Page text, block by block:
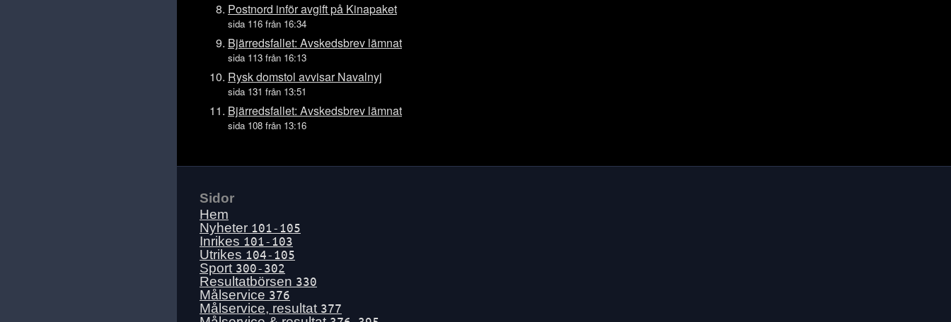
Ons 15 juli
Tis 14 juli
Mån 13 juli
Lör 11 juli
Fre 10 juli
Tors 9 juli
Tis 7 juli
Sön 5 juli
Lör 4 juli
Fre 3 juli
Tors 2 juli
Ons 1 juli
Tis 30 juni
Postnord inför avgift på Kinapaket
sida 116 från 16:34
Bjärredsfallet: Avskedsbrev lämnat
sida 113 från 16:13
Rysk domstol avvisar Navalnyj
sida 131 från 13:51
Bjärredsfallet: Avskedsbrev lämnat
sida 108 från 13:16
Sidor
Hem
Nyheter 101-105
Inrikes 101-103
Utrikes 104-105
Sport 300-302
Resultatbörsen 330
Målservice 376
Målservice, resultat 377